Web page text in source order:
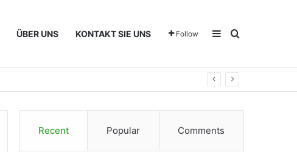
ÜBER UNS KONTAKT SIE UNS Follow SidebarSearch for
Recent Popular Comments